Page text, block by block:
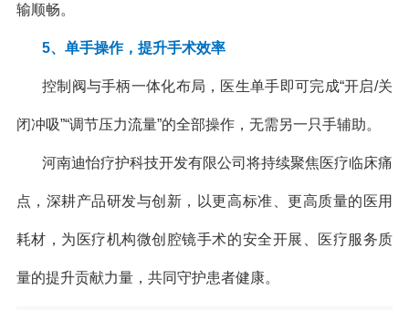
输顺畅。
5、单手操作，提升手术效率
控制阀与手柄一体化布局，医生单手即可完成“开启/关
闭冲吸”“调节压力流量”的全部操作，无需另一只手辅助。
河南迪怡疗护科技开发有限公司将持续聚焦医疗临床痛
点，深耕产品研发与创新，以更高标准、更高质量的医用
耗材，为医疗机构微创腔镜手术的安全开展、医疗服务质
量的提升贡献力量，共同守护患者健康。